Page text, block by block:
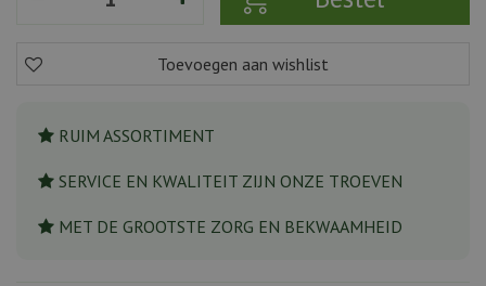
RUIM ASSORTIMENT
SERVICE EN KWALITEIT ZIJN ONZE TROEVEN
MET DE GROOTSTE ZORG EN BEKWAAMHEID